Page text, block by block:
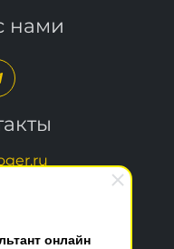
онлайн
нами